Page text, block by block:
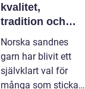
kvalitet,
tradition och
modern
stickglädje
Norska sandnes
garn har blivit ett
självklart val för
många som stickar